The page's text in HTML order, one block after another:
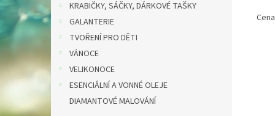
KRABIČKY, SÁČKY, DÁRKOVÉ TAŠKY
GALANTERIE
TVOŘENÍ PRO DĚTI
VÁNOCE
VELIKONOCE
ESENCIÁLNÍ A VONNÉ OLEJE
DIAMANTOVÉ MALOVÁNÍ